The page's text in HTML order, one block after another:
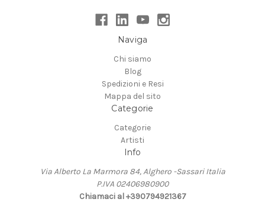
Naviga
Chi siamo
Blog
Spedizioni e Resi
Mappa del sito
Categorie
Categorie
Artisti
Info
Via Alberto La Marmora 84, Alghero -Sassari Italia
P.IVA 02406980900
Chiamaci al +390794921367